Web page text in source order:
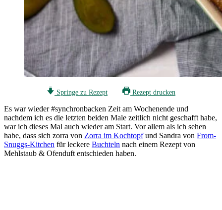
Springe zu Rezept Rezept drucken
Es war wieder #synchronbacken Zeit am Wochenende und
nachdem ich es die letzten beiden Male zeitlich nicht geschafft habe,
war ich dieses Mal auch wieder am Start. Vor allem als ich sehen
habe, dass sich zorra von Zorra im Kochtopfund Sandra von From-
Snuggs-Kitchen für leckere Buchteln nach einem Rezept von
Mehlstaub & Ofenduft entschieden haben.